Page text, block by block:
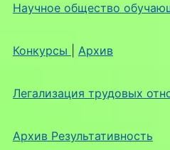
Научное общество
Конкурсы Архив
Легализация трудовых
Архив Результативность